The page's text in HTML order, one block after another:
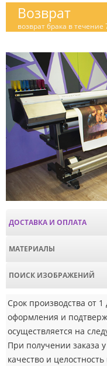
Возврат
возврат брака в течение
ДОСТАВКА И ОПЛАТА
МАТЕРИАЛЫ
ПОИСК ИЗОБРАЖЕНИЙ
Срок производства от
оформления и
осуществляется на
При получении заказа
качество и